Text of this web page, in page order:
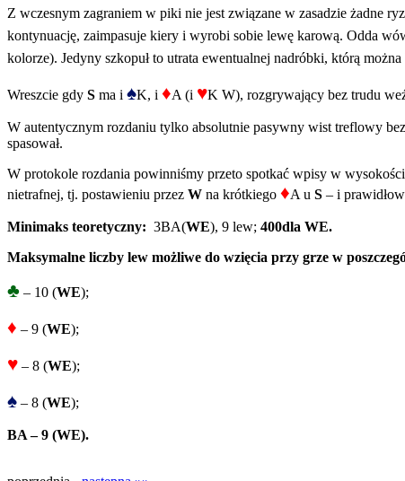
Z wczesnym zagraniem w piki nie jest związane w zasadzie żadne
kontynuację, zaimpasuje kiery i wyrobi sobie lewę karową. Odda
kolorze). Jedyny szkopuł to utrata ewentualnej nadróbki, którą
Wreszcie gdy S ma i ♠K, i ♦A (i ♥K W), rozgrywający bez trudu
W autentycznym rozdaniu tylko absolutnie pasywny wist treflowy
spasował.
W protokole rozdania powinniśmy przeto spotkać wpisy w
nietrafnej, tj. postawieniu przez W na krótkiego ♦A u S – i
Minimaks teoretyczny: 3BA(WE), 9 lew; 400dla WE.
Maksymalne liczby lew możliwe do wzięcia przy grze w
♣ – 10 (WE);
♦ – 9 (WE);
♥ – 8 (WE);
♠ – 8 (WE);
BA – 9 (WE).